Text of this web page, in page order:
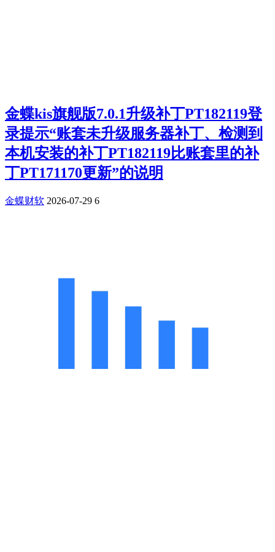
金蝶kis旗舰版7.0.1升级补丁PT182119登
录提示“账套未升级服务器补丁、检测到
本机安装的补丁PT182119比账套里的补
丁PT171170更新”的说明
金蝶财软 2026-07-29 6